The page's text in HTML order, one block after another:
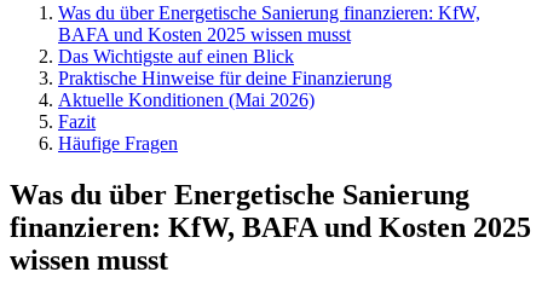
Was du über Energetische Sanierung finanzieren: KfW,
BAFA und Kosten 2025 wissen musst
Das Wichtigste auf einen Blick
Praktische Hinweise für deine Finanzierung
Aktuelle Konditionen (Mai 2026)
Fazit
Häufige Fragen
Was du über Energetische Sanierung
finanzieren: KfW, BAFA und Kosten 2025
wissen musst